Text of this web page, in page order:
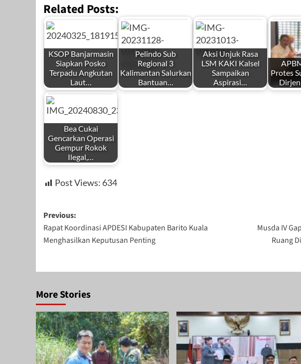
Related Posts:
KSOP Banjarmasin
Siapkan Posko
Terpadu Angkutan
Laut…
Pelindo Sub
Regional 3
Kalimantan Salurkan
Bantuan…
Aksi Unjuk Rasa
LSM KAKI Kalsel
Sampaikan
Aspirasi…
Protes
Bea Cukai
Gencarkan Operasi
Gempur Rokok
Ilegal,…
Post Views: 634
Post
navigation
Previous:
Rapat Koordinasi APDESI Kabupaten Barito Kuala
Menghasilkan Keputusan Penting
Musda IV
Ruang
More Stories